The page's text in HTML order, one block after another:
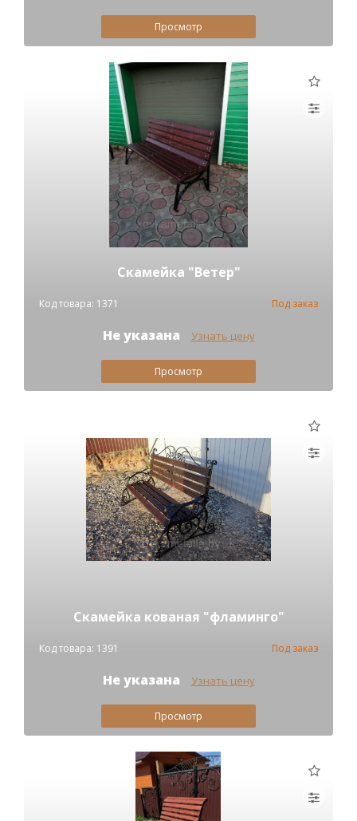
Просмотр
Скамейка "Ветер"
Код товара: 1371 Под заказ
Не указана Узнать цену
Просмотр
Скамейка кованая "фламинго"
Код товара: 1391 Под заказ
Не указана Узнать цену
Просмотр